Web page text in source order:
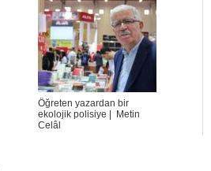
Öğreten yazardan bir
ekolojik polisiye | Metin
Celâl